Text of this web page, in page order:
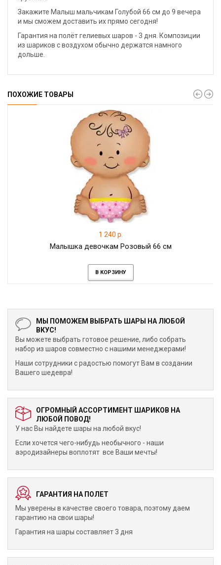
Закажите Малыш мальчикам Голубой 66 см до 9 вечера
и мы сможем доставить их прямо сегодня!
Гарантия на полёт гелиевых шаров - 3 дня. Композиции
из шариков с воздухом обычно держатся намного
дольше.
ПОХОЖИЕ ТОВАРЫ
1 240 р.
Малышка девочкам Розовый 66 см
В КОРЗИНУ
МЫ ПОМОЖЕМ ВЫБРАТЬ ШАРЫ НА ЛЮБОЙ
ВКУС!
Вы можете выбрать готовое решение, либо собрать
набор из шаров совместно с нашими менеджерами!
Наши сотрудники с радостью помогут Вам в создании
Вашего шедевра!
ОГРОМНЫЙ АССОРТИМЕНТ ШАРИКОВ НА
ЛЮБОЙ ПОВОД!
У нас Вы найдете шары на любой вкус!
Если хочется чего-нибудь необычного - наши
аэродизайнеры воплотят все Ваши мечты!
ГАРАНТИЯ НА ПОЛЕТ
Мы уверены в качестве своего товара, поэтому даем
гарантию на свои шары!
Гарантия на шары составляет 3 дня